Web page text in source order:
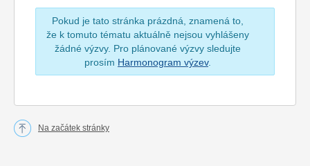
Pokud je tato stránka prázdná, znamená to,
že k tomuto tématu aktuálně nejsou vyhlášeny
žádné výzvy. Pro plánované výzvy sledujte
prosím Harmonogram výzev.
Na začátek stránky